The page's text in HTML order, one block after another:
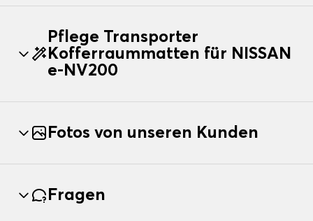
Pflege Transporter
Kofferraummatten für NISSAN
e-NV200
Fotos von unseren Kunden
Fragen